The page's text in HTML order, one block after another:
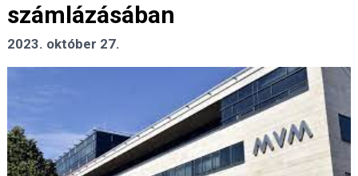
számlázásában
2023. október 27.